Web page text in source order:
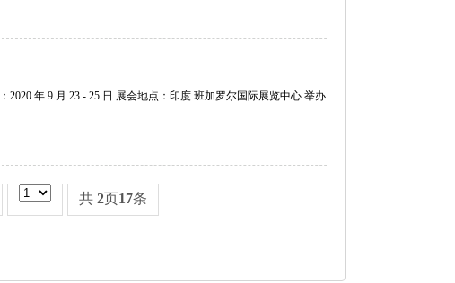
年 9 月 23 - 25 日 展会地点：印度 班加罗尔国际展览中心 举办
共 2页17条